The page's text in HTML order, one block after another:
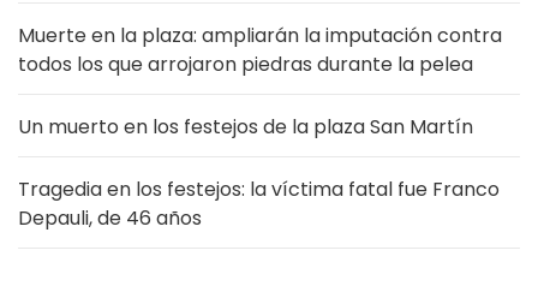
Muerte en la plaza: ampliarán la imputación contra
todos los que arrojaron piedras durante la pelea
Un muerto en los festejos de la plaza San Martín
Tragedia en los festejos: la víctima fatal fue Franco
Depauli, de 46 años